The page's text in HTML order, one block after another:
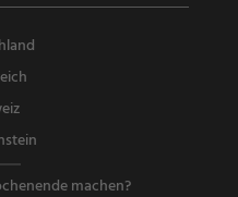
machen?